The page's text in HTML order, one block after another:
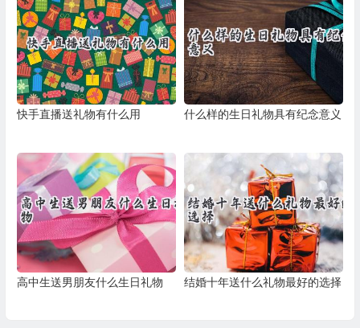
快手直播送礼物有什么用 什么样的生日礼物具有纪念意义
高中生送男朋友什么生日礼物 结婚十年送什么礼物最好的选择